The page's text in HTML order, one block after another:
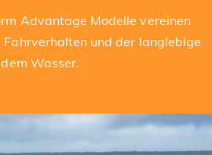
Advantage Modelle vereinen
und der langlebige
Wasser.